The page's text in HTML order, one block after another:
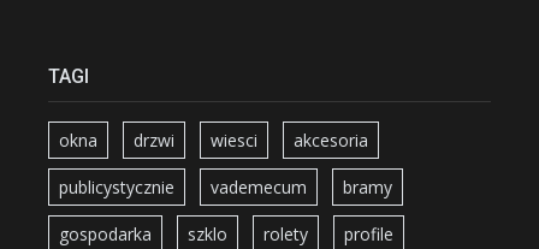
TAGI
okna drzwi wiesci akcesoria
publicystycznie vademecum bramy
gospodarka szklo rolety profile